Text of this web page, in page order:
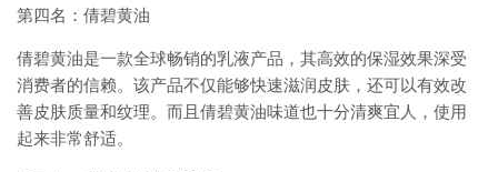
第四名：倩碧黄油
倩碧黄油是一款全球畅销的乳液产品，其高效的保湿效果深受
消费者的信赖。该产品不仅能够快速滋润皮肤，还可以有效改
善皮肤质量和纹理。而且倩碧黄油味道也十分清爽宜人，使用
起来非常舒适。